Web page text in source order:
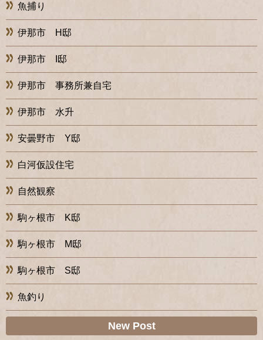
魚捕り
伊那市 H邸
伊那市 I邸
伊那市 事務所兼自宅
伊那市 水升
安曇野市 Y邸
白河仮設住宅
自然観察
駒ヶ根市 K邸
駒ヶ根市 M邸
駒ヶ根市 S邸
魚釣り
New Post